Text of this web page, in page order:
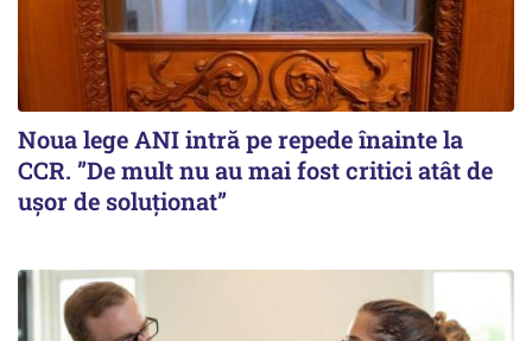
Noua lege ANI intră pe repede înainte la
CCR. ”De mult nu au mai fost critici atât de
ușor de soluționat”